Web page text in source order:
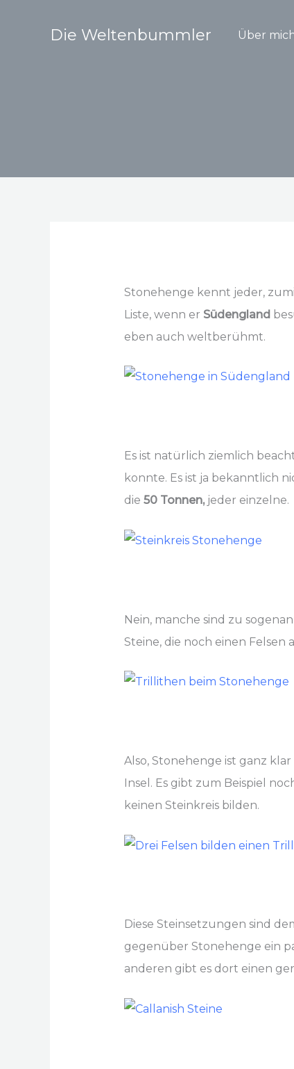
Die Weltenbummler Über
Stonehenge kennt jeder,
Liste, wenn er Südengland
eben auch weltberühmt.
Es ist natürlich ziemlich
konnte. Es ist ja bekanntlich
die 50 Tonnen,jeder einzelne.
Nein, manche sind zu
Steine, die noch einen Felsen
Also, Stonehenge ist ganz
Insel. Es gibt zum Beispiel
keinen Steinkreis bilden.
Diese Steinsetzungen sind
gegenüber Stonehenge ein
anderen gibt es dort einen